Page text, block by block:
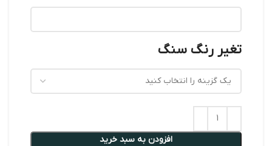
تغیر رنگ سنگ
افزودن به سبد خرید